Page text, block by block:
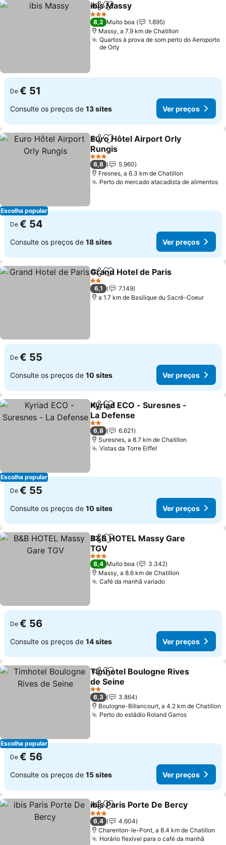
PartilharAdicionar aos favoritos
ibis Massy
3 Estrelas
8,2 Muito boa
1.895
Massy, a 7.9 km de Chatillon
Quartos à prova de som perto do Aeroporto
de Orly
De € 51
Consulte os preços de 13 sites Ver preços
Escolha popular
PartilharAdicionar aos favoritos
Euro Hôtel Airport Orly
Rungis
3 Estrelas
6,8
5.960
Fresnes, a 6.3 km de Chatillon
Perto do mercado atacadista de alimentos
De € 54
Consulte os preços de 18 sites Ver preços
PartilharAdicionar aos favoritos
Grand Hotel de Paris
2 Estrelas
6,1
7.149
a 1.7 km de Basilique du Sacré-Coeur
De € 55
Consulte os preços de 10 sites Ver preços
Escolha popular
PartilharAdicionar aos favoritos
Kyriad ECO - Suresnes -
La Defense
2 Estrelas
6,8
6.621
Suresnes, a 8.7 km de Chatillon
Vistas da Torre Eiffel
De € 55
Consulte os preços de 10 sites Ver preços
PartilharAdicionar aos favoritos
B&B HOTEL Massy Gare
TGV
3 Estrelas
8,4 Muito boa
3.342
Massy, a 8.6 km de Chatillon
Café da manhã variado
De € 56
Consulte os preços de 14 sites Ver preços
Escolha popular
PartilharAdicionar aos favoritos
Timhotel Boulogne Rives
de Seine
2 Estrelas
6,3
3.864
Boulogne-Billancourt, a 4.2 km de Chatillon
Perto do estádio Roland Garros
De € 56
Consulte os preços de 15 sites Ver preços
PartilharAdicionar aos favoritos
ibis Paris Porte De Bercy
3 Estrelas
6,4
4.604
Charenton-le-Pont, a 8.4 km de Chatillon
Horário flexível para o café da manhã